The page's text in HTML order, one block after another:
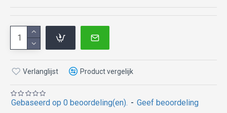
Gebaseerd op 0 beoordeling(en). - Geef beoordeling
Verlanglijst Product vergelijk